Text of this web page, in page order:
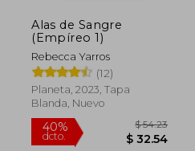
Alas de Sangre
(Empíreo 1)
Rebecca Yarros
(12)
Planeta, 2023, Tapa
Blanda, Nuevo